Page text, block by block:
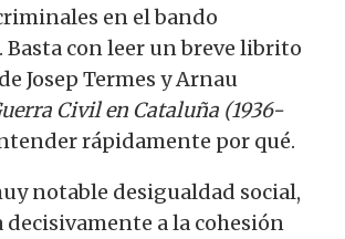
en el bando
con leer un breve librito
Josep Termes y Arnau
Civil en Cataluña (1936-
rápidamente por qué.
notable desigualdad social,
decisivamente a la cohesión